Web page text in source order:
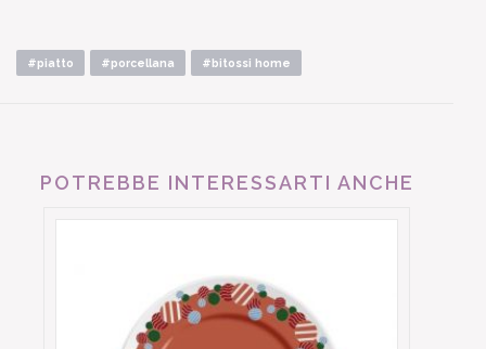
#piatto #porcellana #bitossi home
POTREBBE INTERESSARTI ANCHE